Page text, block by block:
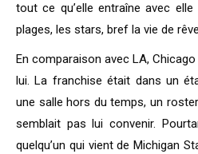
tout ce qu’elle entraîne avec
plages, les stars, bref la vie de
En comparaison avec LA,
lui. La franchise était dans un
une salle hors du temps, un
semblait pas lui convenir.
quelqu’un qui vient de Michigan